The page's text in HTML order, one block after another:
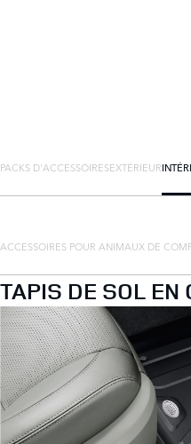
PACKS D'ACCESSOIRESEXTÉRIEUR
ACCESSOIRES POUR ANIMAUX DE
TAPIS DE SOL EN